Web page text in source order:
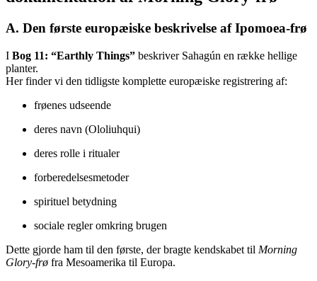
A. Den første europæiske beskrivelse af Ipomoea-frø
I Bog 11: “Earthly Things” beskriver Sahagún en række hellige
planter.
Her finder vi den tidligste komplette europæiske registrering af:
frøenes udseende
deres navn (Ololiuhqui)
deres rolle i ritualer
forberedelsesmetoder
spirituel betydning
sociale regler omkring brugen
Dette gjorde ham til den første, der bragte kendskabet til Morning
Glory-frø fra Mesoamerika til Europa.